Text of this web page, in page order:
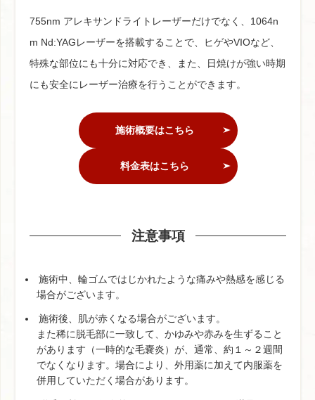
755nm アレキサンドライトレーザーだけでなく、1064n
m Nd:YAGレーザーを搭載することで、ヒゲやVIOなど、
特殊な部位にも十分に対応でき、また、日焼けが強い時期
にも安全にレーザー治療を行うことができます。
施術概要はこちら
料金表はこちら
注意事項
施術中、輪ゴムではじかれたような痛みや熱感を感じる
場合がございます。
施術後、肌が赤くなる場合がございます。
また稀に脱毛部に一致して、かゆみや赤みを生ずること
があります（一時的な毛嚢炎）が、通常、約１～２週間
でなくなります。場合により、外用薬に加えて内服薬を
併用していただく場合があります。